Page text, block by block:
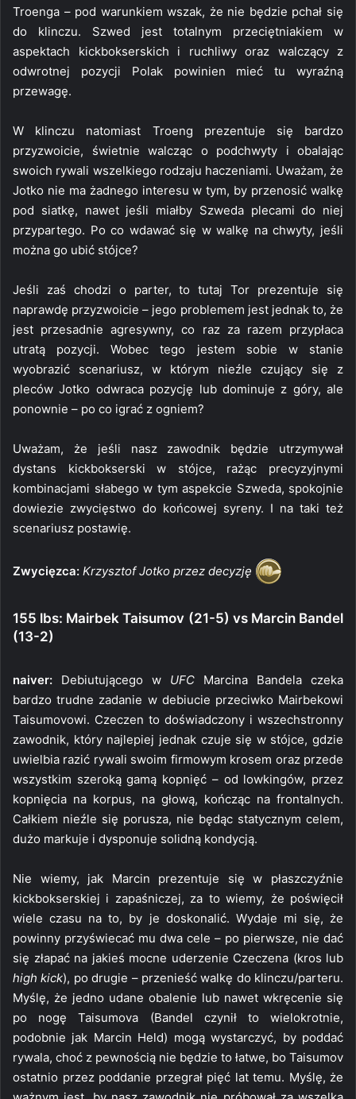
Troenga – pod warunkiem wszak, że nie będzie pchał się
do klinczu. Szwed jest totalnym przeciętniakiem w
aspektach kickbokserskich i ruchliwy oraz walczący z
odwrotnej pozycji Polak powinien mieć tu wyraźną
przewagę.
W klinczu natomiast Troeng prezentuje się bardzo
przyzwoicie, świetnie walcząc o podchwyty i obalając
swoich rywali wszelkiego rodzaju haczeniami. Uważam, że
Jotko nie ma żadnego interesu w tym, by przenosić walkę
pod siatkę, nawet jeśli miałby Szweda plecami do niej
przypartego. Po co wdawać się w walkę na chwyty, jeśli
można go ubić stójce?
Jeśli zaś chodzi o parter, to tutaj Tor prezentuje się
naprawdę przyzwoicie – jego problemem jest jednak to, że
jest przesadnie agresywny, co raz za razem przypłaca
utratą pozycji. Wobec tego jestem sobie w stanie
wyobrazić scenariusz, w którym nieźle czujący się z
pleców Jotko odwraca pozycję lub dominuje z góry, ale
ponownie – po co igrać z ogniem?
Uważam, że jeśli nasz zawodnik będzie utrzymywał
dystans kickbokserski w stójce, rażąc precyzyjnymi
kombinacjami słabego w tym aspekcie Szweda, spokojnie
dowiezie zwycięstwo do końcowej syreny. I na taki też
scenariusz postawię.
Zwycięzca: Krzysztof Jotko przez decyzję
155 lbs: Mairbek Taisumov (21-5) vs Marcin Bandel
(13-2)
naiver: Debiutującego w UFC Marcina Bandela czeka
bardzo trudne zadanie w debiucie przeciwko Mairbekowi
Taisumovowi. Czeczen to doświadczony i wszechstronny
zawodnik, który najlepiej jednak czuje się w stójce, gdzie
uwielbia razić rywali swoim firmowym krosem oraz przede
wszystkim szeroką gamą kopnięć – od lowkingów, przez
kopnięcia na korpus, na głową, kończąc na frontalnych.
Całkiem nieźle się porusza, nie będąc statycznym celem,
dużo markuje i dysponuje solidną kondycją.
Nie wiemy, jak Marcin prezentuje się w płaszczyźnie
kickbokserskiej i zapaśniczej, za to wiemy, że poświęcił
wiele czasu na to, by je doskonalić. Wydaje mi się, że
powinny przyświecać mu dwa cele – po pierwsze, nie dać
się złapać na jakieś mocne uderzenie Czeczena (kros lub
high kick), po drugie – przenieść walkę do klinczu/parteru.
Myślę, że jedno udane obalenie lub nawet wkręcenie się
po nogę Taisumova (Bandel czynił to wielokrotnie,
podobnie jak Marcin Held) mogą wystarczyć, by poddać
rywala, choć z pewnością nie będzie to łatwe, bo Taisumov
ostatnio przez poddanie przegrał pięć lat temu. Myślę, że